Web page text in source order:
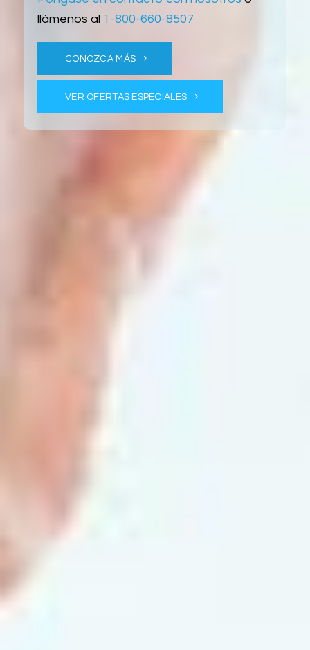
llámenos al 1-800-660-8507
CONOZCA MÁS
VER OFERTAS ESPECIALES